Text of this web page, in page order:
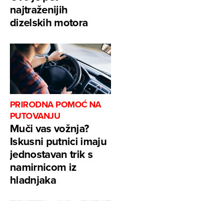
najtraženijih
dizelskih motora
PRIRODNA POMOĆ NA
PUTOVANJU
Muči vas vožnja?
Iskusni putnici imaju
jednostavan trik s
namirnicom iz
hladnjaka